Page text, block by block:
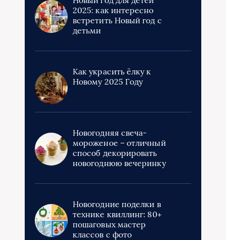
2025: как интересно
встретить Новый год с
детьми
Как украсить ёлку к
Новому 2025 Году
Новогодняя свеча-
мороженое – отличный
способ декорировать
новогоднюю вечеринку
Новогодние поделки в
технике квиллинг: 80+
пошаговых мастер
классов с фото